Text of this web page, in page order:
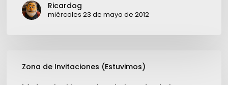
contenido
Ricardog
miércoles 23 de mayo de 2012
Zona de Invitaciones (Estuvimos)